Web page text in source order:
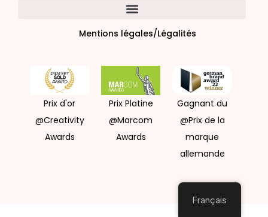
Mentions légales/Légalités
Prix d'or
@Creativity
Awards
Prix Platine
@Marcom
Awards
Gagnant du
@Prix de la
marque
allemande
Français